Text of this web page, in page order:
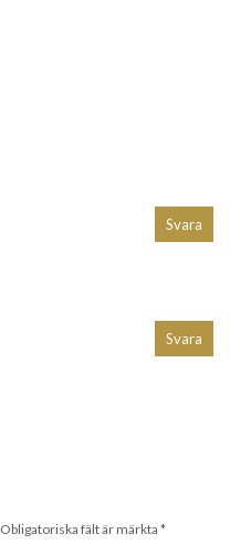
Svara
Svara
Obligatoriska fält är märkta *